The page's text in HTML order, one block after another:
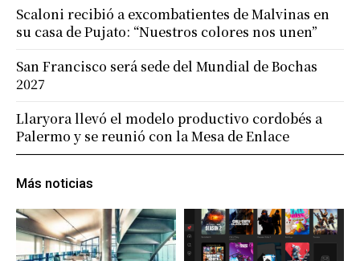
Más noticias
Scaloni recibió a excombatientes de Malvinas en
su casa de Pujato: “Nuestros colores nos unen”
San Francisco será sede del Mundial de Bochas
2027
Llaryora llevó el modelo productivo cordobés a
Palermo y se reunió con la Mesa de Enlace